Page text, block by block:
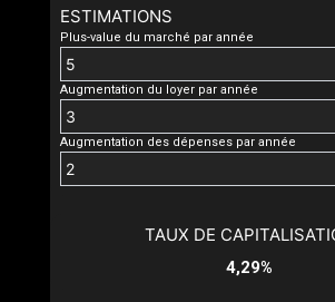
ESTIMATIONS
Plus-value du marché par année
Augmentation du loyer par année
Augmentation des dépenses par année
TAUX DE
4,29%